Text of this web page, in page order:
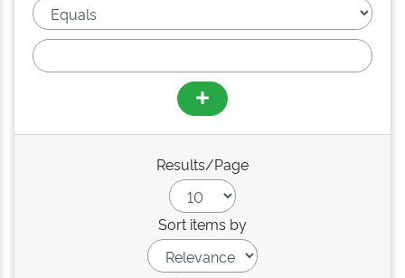
Results/Page
Sort items by